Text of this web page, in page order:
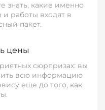
знать, какие именно
и работы входят в
пакет.
цены
сюрпризах: вы
всю информацию
еще до того, как